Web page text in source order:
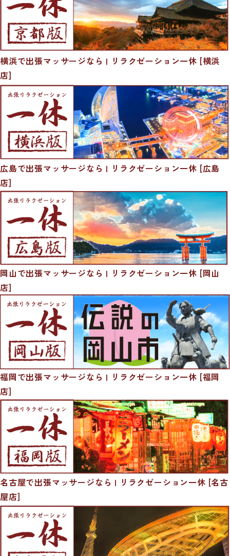
横浜で出張マッサージなら | リラクゼーション一休 [横浜
店]
広島で出張マッサージなら | リラクゼーション一休 [広島
店]
岡山で出張マッサージなら | リラクゼーション一休 [岡山
店]
福岡で出張マッサージなら | リラクゼーション一休 [福岡
店]
名古屋で出張マッサージなら | リラクゼーション一休 [名古
屋店]